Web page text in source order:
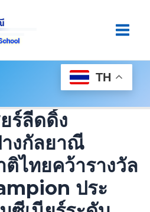
TH
ร์ลีดดิ้ง
างกัลยาณี
ไทยคว้ารางวัล
ประ